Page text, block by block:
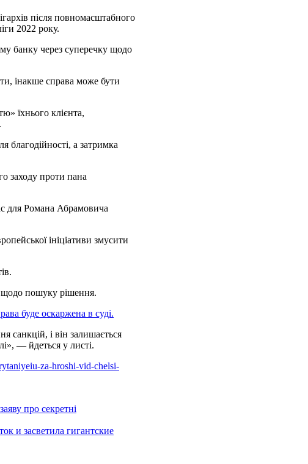
після повномасштабного
2022 року.
банку через суперечку щодо
інакше справа може бути
їхнього клієнта,
а затримка
заходу проти пана
для Романа Абрамовича
ініціативи змусити
щодо пошуку рішення.
буде оскаржена в суді.
санкцій, і він залишається
— йдеться у листі.
za-hroshi-vid-chelsi-
про секретні
и засветила гигантские